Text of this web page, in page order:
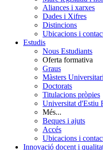
Aliances i xarxes
Dades i Xifres
Distincions
Ubicacions i
Estudis
Nous Estudiants
Oferta formativa
Graus
Màsters
Doctorats
Titulacions pròpies
Universitat d'Estiu
Més...
Beques i ajuts
Accés
Ubicacions i
Innovació docent i